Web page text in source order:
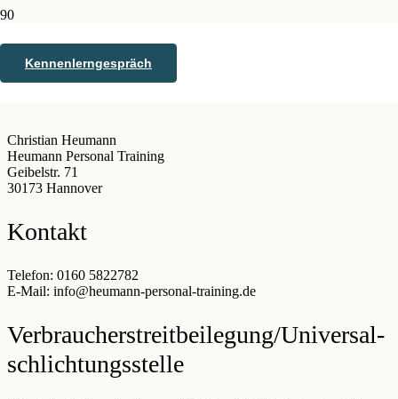
Kennenlerngespräch
Impressum
Christian Heumann
Heumann Personal Training
Geibelstr. 71
30173 Hannover
Kontakt
Telefon: 0160 5822782
E-Mail: info@heumann-personal-training.de
Verbraucher­streit­beilegung/Universal­
schlichtungs­stelle